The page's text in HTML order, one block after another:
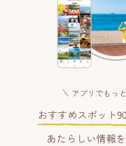
アプリでもっ
おすすめスポット
あたらしい情報